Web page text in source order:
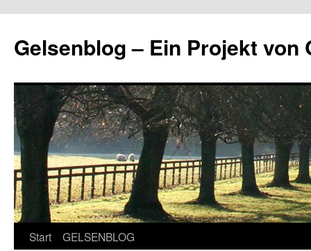
springen
Gelsenblog – Ein Projekt von
Start GELSENBLOG